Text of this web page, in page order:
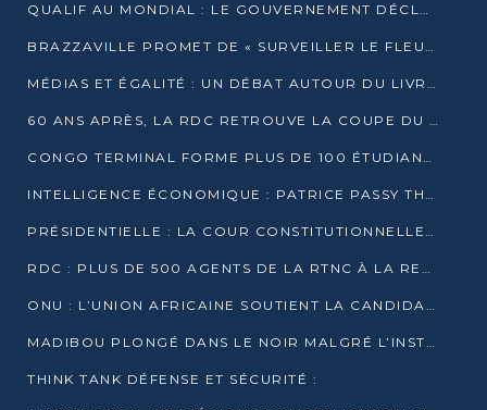
QUALIF AU MONDIAL : LE GOUVERNEMENT DÉCLARE LA JOURNÉE DU 1ER AVRIL 2026 CHÔMÉE ET PAYÉE
BRAZZAVILLE PROMET DE « SURVEILLER LE FLEUVE » APRÈS LA QUALIFICATION DE LA RDC AU MONDIAL
MÉDIAS ET ÉGALITÉ : UN DÉBAT AUTOUR DU LIVRE « CES FEMMES QUI REPRENNENT LE POUVOIR SUR LEUR VIE »
60 ANS APRÈS, LA RDC RETROUVE LA COUPE DU MONDE
CONGO TERMINAL FORME PLUS DE 100 ÉTUDIANTS AUX TECHNIQUES D’EMBAUCHE
INTELLIGENCE ÉCONOMIQUE : PATRICE PASSY THÉORISE UNE STRATÉGIE ADAPTÉE AUX CONTEXTES FRAGMENTÉS
PRÉSIDENTIELLE : LA COUR CONSTITUTIONNELLE CONFIRME LA VICTOIRE DE SASSOU NGUESSO AVEC 94,90 % DES SUFFRAGES
RDC : PLUS DE 500 AGENTS DE LA RTNC À LA RETRAITE, UNE PAGE SE TOURNE
ONU : L’UNION AFRICAINE SOUTIENT LA CANDIDATURE DE MACKY SALL
MADIBOU PLONGÉ DANS LE NOIR MALGRÉ L’INSTALLATION D’UN NOUVEAU TRANSFORMATEUR
THINK TANK DÉFENSE ET SÉCURITÉ :